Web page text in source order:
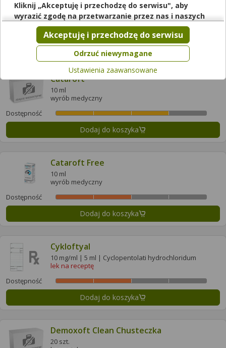
100 g
kosmetyk
Dostępność
Dodaj do koszyka
Cataroft
10 ml
wyrób medyczny
Dostępność
Dodaj do koszyka
Cataroft Free
10 ml
wyrób medyczny
Dostępność
Dodaj do koszyka
Cykloftyal
10 mg/ml | 5 ml | Cyclopentolati hydrochloridum
lek na receptę
Dostępność
Dodaj do koszyka
Demoxoft Clean Chusteczka
20 szt.
Kliknij „Akceptuję i przechodzę do serwisu", aby
wyrazić zgodę na przetwarzanie przez nas i naszych
partnerów Twoich danych w powyższych celach.
Pamiętaj, że wyrażenie zgody jest dobrowolne, a wyrażoną
zgodę możesz w każdej chwili cofnąć, możesz też wycofać
zgodę na przetwarzanie Twoich danych tylko w niektórych
celach. Jeżeli chcesz dowiedzieć się więcej lub chcesz
przeprowadzić konfigurację szczegółową, to możesz tego
dokonać za pomocą „Ustawień zaawansowanych".
Więcej informacji na temat wykorzystywania narzędzi
zewnętrznych w naszym serwisie znajdziesz wRegulaminie
Odrzuć niewymagane
Akceptuję i przechodzę do serwisu
Ustawienia zaawansowane